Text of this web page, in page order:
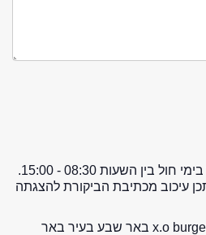
בין השעות 08:30 - 15:00.
עיכוב מכתיבת הביקורת להצגתה
ביקרת לאחרונה במסעדת x.o burger באר שבע בעיר באר